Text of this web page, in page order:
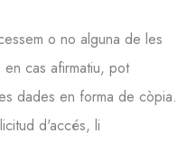
o no alguna de les
cas afirmatiu, pot
dades en forma de còpia.
d'accés, li